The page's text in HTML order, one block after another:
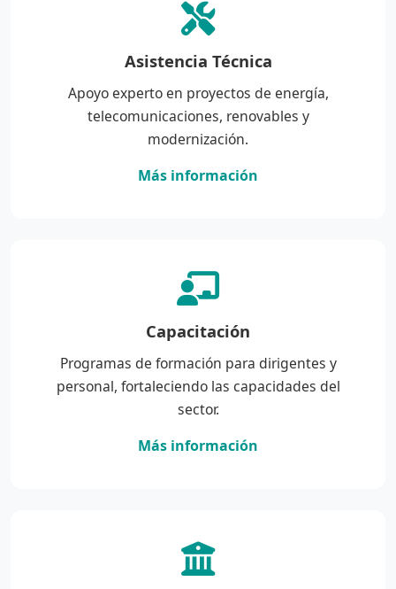
Asistencia Técnica
Apoyo experto en proyectos de energía,
telecomunicaciones, renovables y
modernización.
Más información
Capacitación
Programas de formación para dirigentes y
personal, fortaleciendo las capacidades del
sector.
Más información